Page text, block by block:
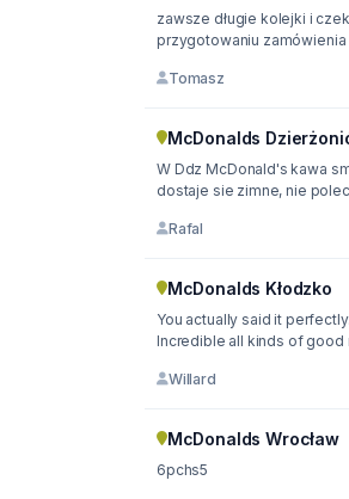
zawsze długie kolejki i
przygotowaniu zamówienia
Tomasz
McDonalds
W Ddz McDonald's kawa
dostaje sie zimne, nie
Rafal
McDonalds Kłodzko
You actually said it
Incredible all kinds of good
Willard
McDonalds Wrocław
6pchs5